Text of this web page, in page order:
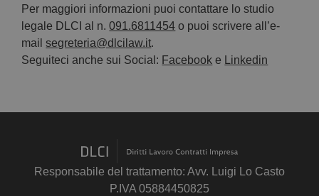
Per maggiori informazioni puoi contattare lo studio
legale DLCI al n.091.6811454 o puoi scrivere all’e-
mailsegreteria@dlcilaw.it.
Seguiteci anche sui Social: Facebook e Linkedin
Responsabile del trattamento: Avv. Luigi Lo Casto
P.IVA 05884450825